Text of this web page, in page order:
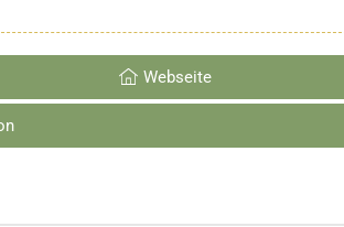
Webseite